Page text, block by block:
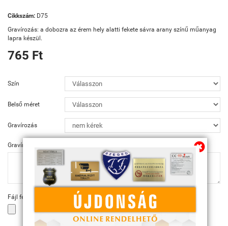
Cikkszám: D75
Gravírozás: a dobozra az érem hely alatti fekete sávra arany színű műanyag
lapra készül.
765 Ft
Szín
Belső méret
Gravírozás
Gravírozás szövege
Fájl feltöltése